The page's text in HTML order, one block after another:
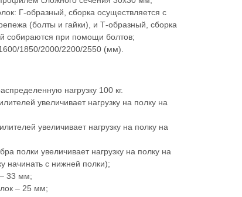
Г-образный, сборка осуществляется с
(болты и гайки), и Т-образный, сборка
собираются при помощи болтов;
1850/2000/2200/2550 (мм).
нагрузку 100 кг.
увеличивает нагрузку на полку на
увеличивает нагрузку на полку на
полки увеличивает нагрузку на полку на
начинать с нижней полки);
– 33 мм;
– 25 мм;